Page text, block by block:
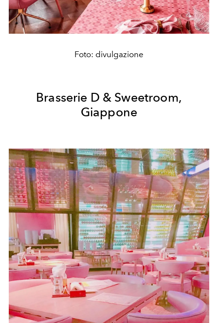
Foto: divulgazione
Brasserie D & Sweetroom,
Giappone